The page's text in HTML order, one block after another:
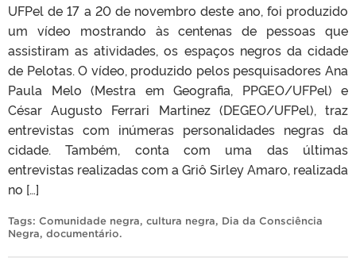
UFPel de 17 a 20 de novembro deste ano, foi produzido
um vídeo mostrando às centenas de pessoas que
assistiram as atividades, os espaços negros da cidade
de Pelotas. O vídeo, produzido pelos pesquisadores Ana
Paula Melo (Mestra em Geografia, PPGEO/UFPel) e
César Augusto Ferrari Martinez (DEGEO/UFPel), traz
entrevistas com inúmeras personalidades negras da
cidade. Também, conta com uma das últimas
entrevistas realizadas com a Griô Sirley Amaro, realizada
no […]
Tags: Comunidade negra, cultura negra, Dia da Consciência
Negra, documentário.